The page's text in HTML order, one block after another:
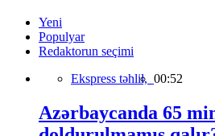
Yeni
Populyar
Redaktorun seçimi
Ekspress təhlil, 00:52
Azərbaycanda 65